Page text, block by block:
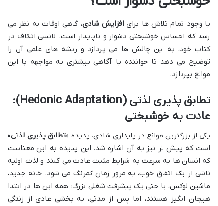
با وجود تمام تلاش ها برای افزایش شادی، گاهی اوقات به نظر می
رسد که احساس خوشبختی دشوار و ناپایدار است. نانسی اتکاف در
کتاب خود، به این چالش ها می پردازد و ریشه های علمی آن را
توضیح می دهد تا خواننده با آگاهی بیشتری به مواجهه با این
موانع بپردازد.
تطابق پذیری لذتی (Hedonic Adaptation):
عادت به خوشبختی
یکی از بزرگترین موانع در پایداری شادی، پدیده «تطابق پذیری لذتی»
است که پیش تر نیز به آن اشاره شد. این پدیده به این معناست
که انسان ها به سرعت به شرایط مثبت عادت می کنند و لذت اولیه
ناشی از یک اتفاق خوب، به مرور زمان کمرنگ می شود. خانه جدید،
ماشین لوکس، یا حتی یک پیشرفت شغلی بزرگ؛ همه این ها در ابتدا
هیجان انگیز هستند، اما پس از مدتی، به بخشی عادی از زندگی